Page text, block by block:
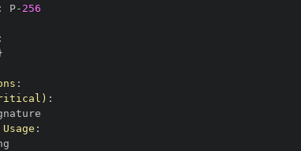
: P- 256
:
}
:
:
: